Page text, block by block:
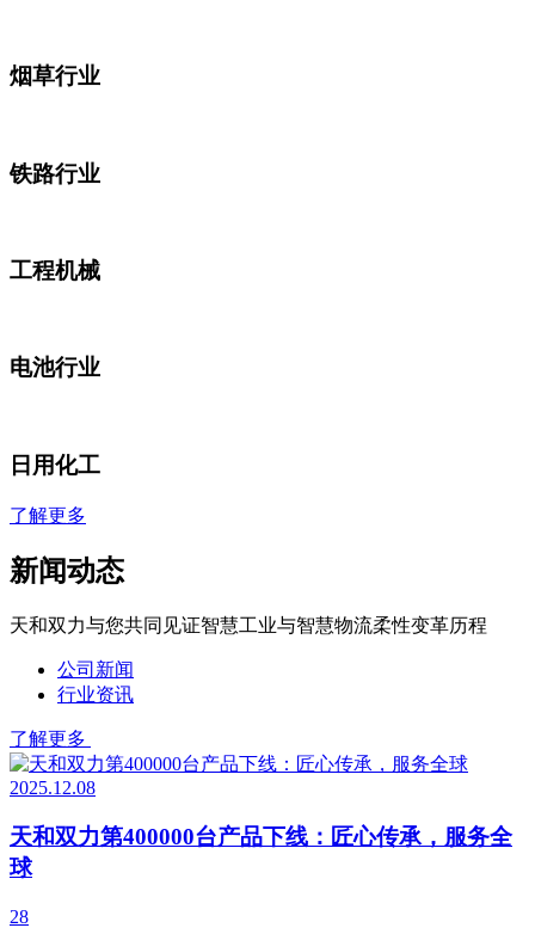
烟草行业
铁路行业
工程机械
电池行业
日用化工
了解更多
新闻动态
天和双力与您共同见证智慧工业与智慧物流柔性变革历程
公司新闻
行业资讯
了解更多
2025.12.08
天和双力第400000台产品下线：匠心传承，服务全
球
28